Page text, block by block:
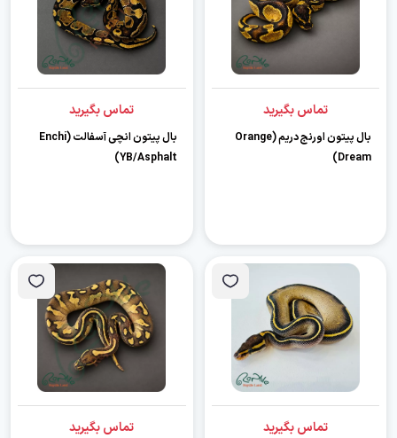
تماس بگیرید
بال پیتون اورنج دریم (Orange
Dream)
تماس بگیرید
بال پیتون انچی آسفالت (Enchi
YB/Asphalt)
تماس بگیرید تماس بگیرید